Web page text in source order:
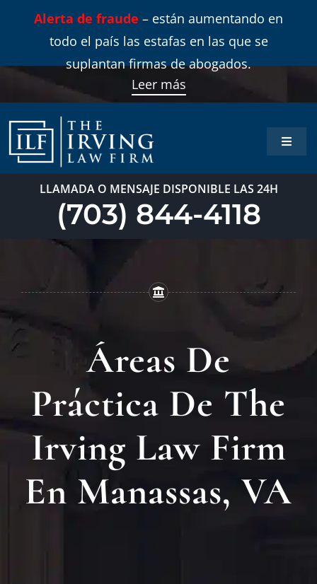
Alerta de fraude – están aumentando en
todo el país las estafas en las que se
suplantan firmas de abogados.
Leer más
Toggle
Inicio
Blog
LLAMADA O MENSAJE DISPONIBLE LAS 24H
(703) 844-4118
Áreas De
Práctica De The
Irving Law Firm
En Manassas, VA